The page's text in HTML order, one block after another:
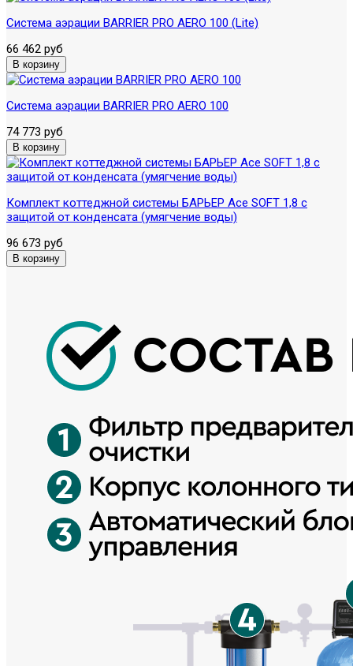
Система аэрации BARRIER PRO AERO 100 (Lite)
66 462 руб
Система аэрации BARRIER PRO AERO 100
74 773 руб
Комплект коттеджной системы БАРЬЕР Ace SOFT 1,8 с
защитой от конденсата (умягчение воды)
96 673 руб